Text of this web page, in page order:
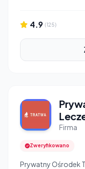
4.9 (125)
Firma
Zweryfikowano
Prywatny Ośrodek